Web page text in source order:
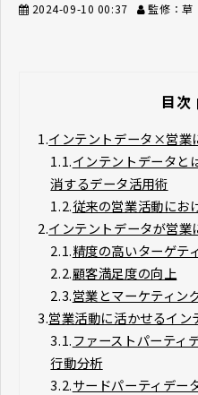
2024-09-10 00:37 監修：草
目次
1.インテントデータ×営業
1.1.インテントデータと
消するデータ活用術
1.2.従来の営業活動にお
2.インテントデータが営業
2.1.精度の高いターゲテ
2.2.顧客満足度の向上
2.3.営業とマーケティン
3.営業活動に活かせるイン
3.1.ファーストパーティ
行動分析
3.2.サードパーティデー